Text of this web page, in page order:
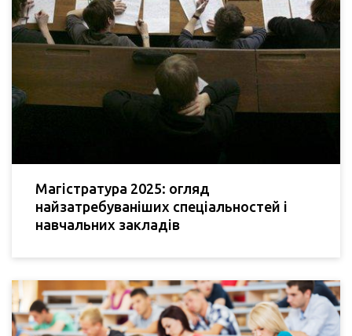
Магістратура 2025: огляд
найзатребуваніших спеціальностей і
навчальних закладів